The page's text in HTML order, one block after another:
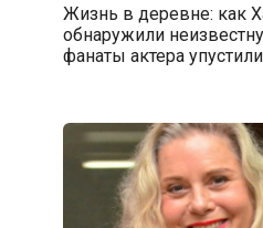
Жизнь в деревне: как
обнаружили
фанаты актера упустили